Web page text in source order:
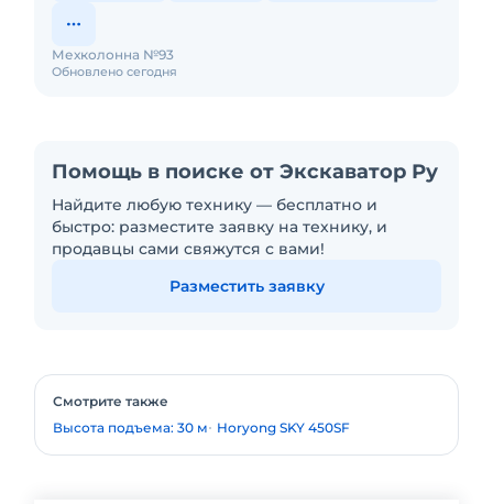
Обновлено сегодня
Мехколонна №93
Помощь в поиске от Экскаватор Ру
Найдите любую технику — бесплатно и
быстро: разместите заявку на технику, и
продавцы сами свяжутся с вами!
Разместить заявку
Смотрите также
Высота подъема: 30 м
Horyong SKY 450SF